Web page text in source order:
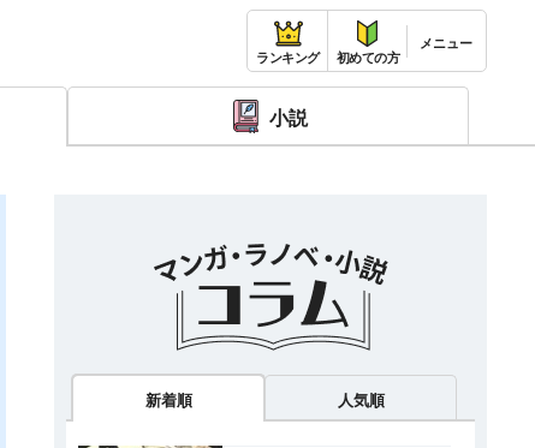
ランキング 初めての方
小説
新着順 人気順